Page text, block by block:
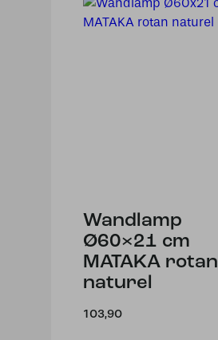
Wandlamp
Ø60×21 cm
MATAKA rotan
naturel
103,90